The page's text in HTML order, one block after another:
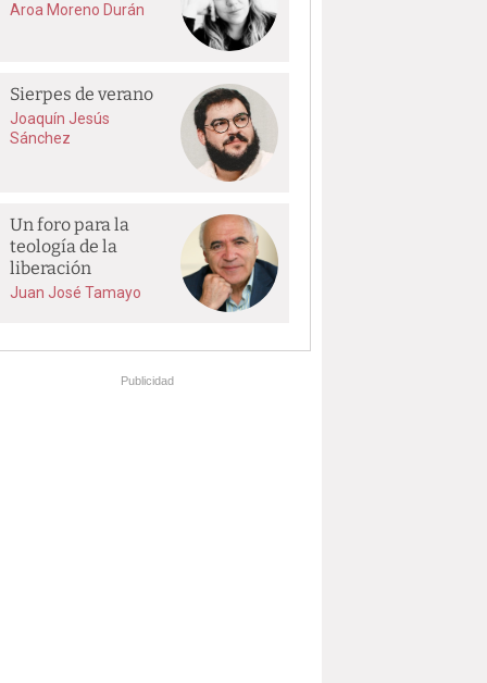
Aroa Moreno Durán
Sierpes de verano
Joaquín Jesús
Sánchez
Un foro para la
teología de la
liberación
Juan José Tamayo
Publicidad